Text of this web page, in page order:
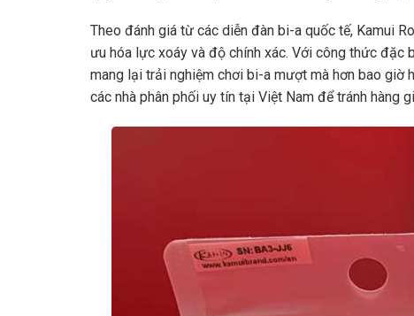
Theo đánh giá từ các diễn đàn bi-a quốc tế, Kamui
ưu hóa lực xoáy và độ chính xác. Với công thức đặc
mang lại trải nghiệm chơi bi-a mượt mà hơn bao giờ
các nhà phân phối uy tín tại Việt Nam để tránh hàng